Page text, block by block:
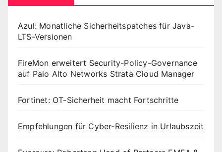
Azul: Monatliche Sicherheitspatches für Java-
LTS-Versionen
FireMon erweitert Security-Policy-Governance
auf Palo Alto Networks Strata Cloud Manager
Fortinet: OT-Sicherheit macht Fortschritte
Empfehlungen für Cyber-Resilienz in Urlaubszeit